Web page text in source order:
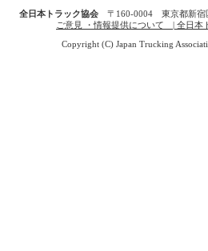
全日本トラック協会〒160-0004 東京都新宿
ご意見 ・情報提供について | 全日本
Copyright (C) Japan Trucking